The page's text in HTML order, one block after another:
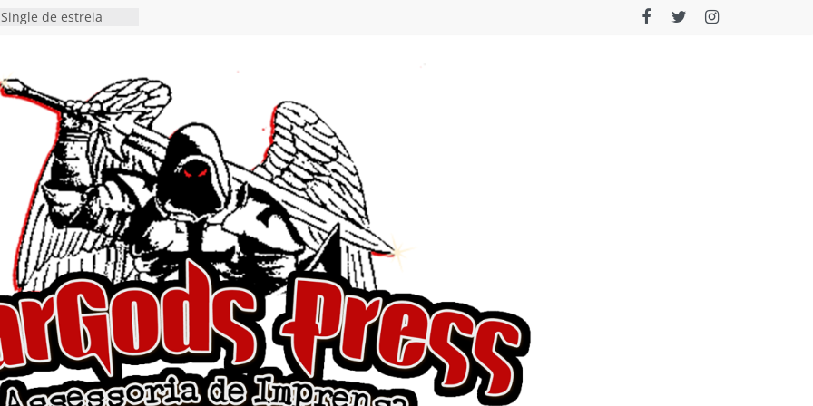
“Dead Flies
chega ao Spotify e
EP para o próximo
vídeo de guitar & bass
“Eclipse”, segundo
“Dreaming”
a
e a artificialidade
e videoclipe de
gaúcha de Heavy
debut “Hellforge”